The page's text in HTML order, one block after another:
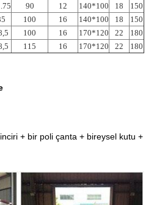
90 12 140*100 18
150
100 16 140*100 18
150
100 16 170*120 22
180
115 16 170*120 22 180
+ bir poli çanta + bireysel kutu +